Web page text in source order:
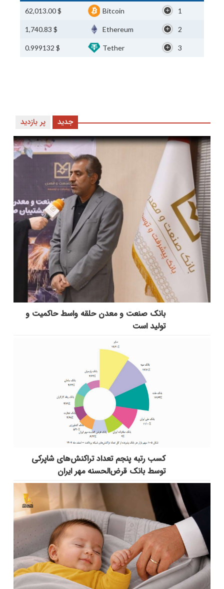
1
Bitcoin
$ 62,013.00
2
Ethereum
$ 1,740.83
3
Tether
$ 0.999132
پر بازدید جدید
بانك صنعت و معدن حلقه واسط حاكمیت و
تولید است
کسب رتبه پنجم تعداد تراکنش‌های شاپرکی
توسط بانک قرض‌الحسنه مهر ایران